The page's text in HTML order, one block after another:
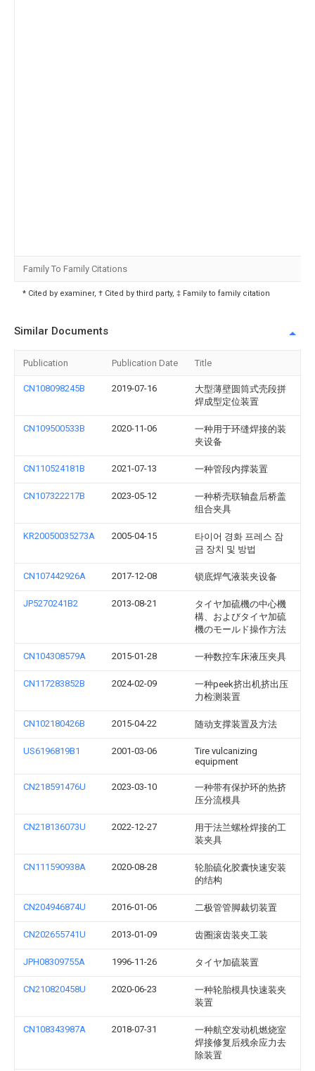
Family To Family Citations
* Cited by examiner, † Cited by third party, ‡ Family to family citation
Similar Documents
Publication Publication Date Title
CN108098245B 2019-07-16
大型薄壁圆筒式壳段拼
焊成型定位装置
CN109500533B 2020-11-06
一种用于环缝焊接的装
夹设备
CN110524181B 2021-07-13 一种管段内撑装置
CN107322217B 2023-05-12
一种桥壳联轴盘后桥盖
组合夹具
KR20050035273A 2005-04-15
타이어 경화 프레스 잠
금 장치 및 방법
CN107442926A 2017-12-08 锁底焊气液装夹设备
JP5270241B2 2013-08-21
タイヤ加硫機の中心機
構、およびタイヤ加硫
機のモールド操作方法
CN104308579A 2015-01-28 一种数控车床液压夹具
CN117283852B 2024-02-09
一种peek挤出机挤出压
力检测装置
CN102180426B 2015-04-22 随动支撑装置及方法
US6196819B1 2001-03-06
Tire vulcanizing
equipment
CN218591476U 2023-03-10
一种带有保护环的热挤
压分流模具
CN218136073U 2022-12-27
用于法兰螺栓焊接的工
装夹具
CN111590938A 2020-08-28
轮胎硫化胶囊快速安装
的结构
CN204946874U 2016-01-06 二极管管脚裁切装置
CN202655741U 2013-01-09 齿圈滚齿装夹工装
JPH08309755A 1996-11-26 タイヤ加硫装置
CN210820458U 2020-06-23
一种轮胎模具快速装夹
装置
CN108343987A 2018-07-31
一种航空发动机燃烧室
焊接修复后残余应力去
除装置